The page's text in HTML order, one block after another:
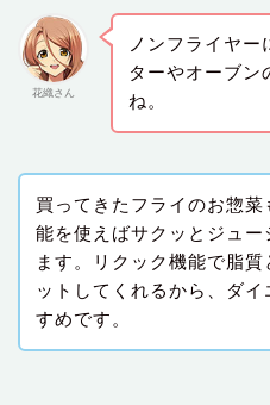
花織さん
ノンフライヤー
ターやオーブン
ね。
買ってきたフライのお惣菜
能を使えばサクッとジュー
ます。リクック機能で脂質
ットしてくれるから、ダイ
すめです。